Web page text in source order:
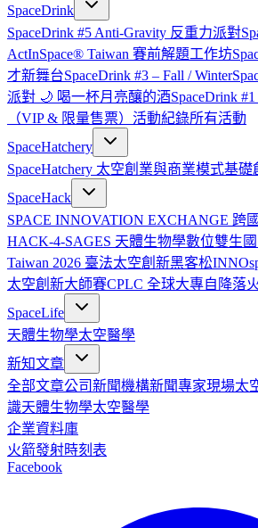
SpaceDrink
SpaceDrink #5 Anti-Gravity 反重力派對
ActInSpace® Taiwan 賽前解題工作坊
才新舞台SpaceDrink #3 – Fall / Winter
派對 🌙 喝一杯月亮釀的酒SpaceDrink
（VIP & 限量售票） 活動紀錄所有活動
SpaceHatchery
SpaceHatchery 太空創業與商業模式基礎
SpaceHack
SPACE INNOVATION EXCHANGE 跨
HACK-4-SAGES 天體生物學數位雙生
Taiwan 2026 臺法太空創新黑客松
太空創新大師賽CPLC 全球大專自降落
SpaceLife
天體生物學太空醫學
新知文章
全部文章公司新聞機構新聞專家現場太
識天體生物學太空醫學
企業資料庫
火箭發射時刻表
Facebook